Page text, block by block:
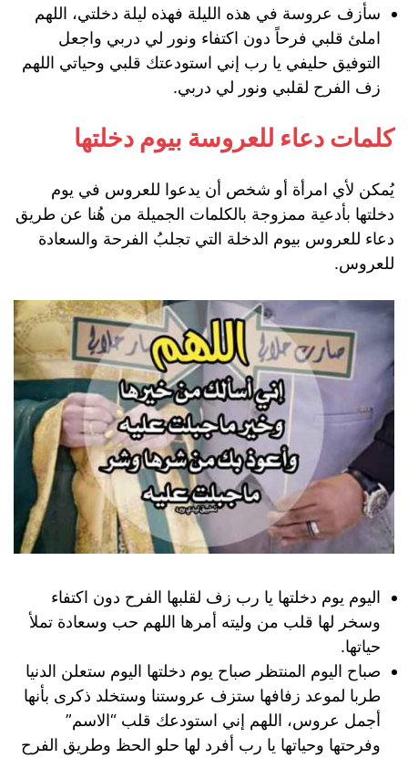
سأزف عروسة في هذه الليلة فهذه ليلة دخلتي، اللهم
املئ قلبي فرحاً دون اكتفاء ونور لي دربي واجعل
التوفيق حليفي يا رب إني استودعتك قلبي وحياتي اللهم
زف الفرح لقلبي ونور لي دربي.
كلمات دعاء للعروسة بيوم دخلتها
يُمكن لأي امرأة أو شخص أن يدعوا للعروس في يوم
دخلتها بأدعية ممزوجة بالكلمات الجميلة من هُنا عن طريق
دعاء للعروس بيوم الدخلة التي تجلبُ الفرحة والسعادة
للعروس.
اليوم يوم دخلتها يا رب زف لقلبها الفرح دون اكتفاء
وسخر لها قلب من وليته أمرها اللهم حب وسعادة تملأ
حياتها.
صباح اليوم المنتظر صباح يوم دخلتها اليوم ستعلن الدنيا
طربا لموعد زفافها ستزف عروستنا وستخلد ذكرى بأنها
أجمل عروس، اللهم إني استودعك قلب “الاسم”
وفرحتها وحياتها يا رب أفرد لها حلو الحظ وطريق الفرح